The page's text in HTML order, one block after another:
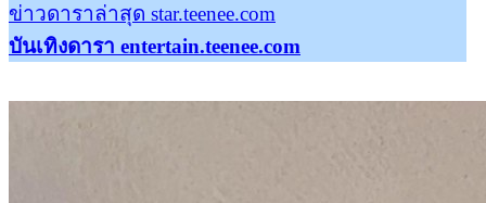
ข่าวดาราล่าสุด star.teenee.com
บันเทิงดารา entertain.teenee.com